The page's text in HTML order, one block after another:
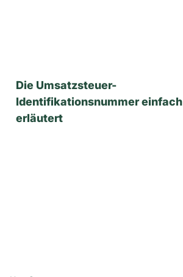
Die Umsatzsteuer-
Identifikationsnummer einfach
erläutert